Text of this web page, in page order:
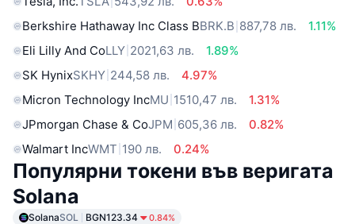
Berkshire Hathaway Inc Class BBRK.B 887,78 лв.
1.11%
Eli Lilly And CoLLY 2021,63 лв.
1.89%
SK HynixSKHY 244,58 лв.
4.97%
Micron Technology IncMU 1510,47 лв.
1.31%
JPmorgan Chase & CoJPM 605,36 лв.
0.82%
Walmart IncWMT 190 лв. 0.24%
Популярни токени във веригата
Solana
SolanaSOL BGN123.34 0.84%